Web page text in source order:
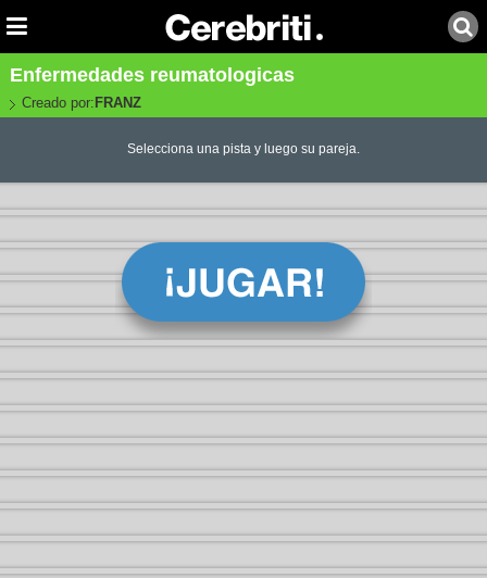
Enfermedades reumatologicas
Creado por: FRANZ
Selecciona una pista y luego su pareja.